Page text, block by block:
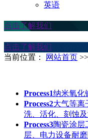
英语
点击了解我们
点击了解我们
当前位置：
网站首页 >>
Process1纳米氧化
Process2大气等离
洗、活化、刻蚀
Process3陶瓷涂层
层、电力设备耐